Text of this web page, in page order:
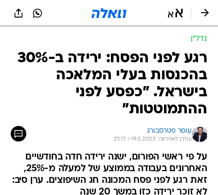
נדל״ן
רגע לפני הפסח: ירידה ב-30%
בהכנסות בעלי המלאכה
בישראל. "כפסע לפני
ההתמוטטות"
עופר פטרסבורג
עודכן לאחרונה: 19.3.2023 / 21:17
על פי ראשי הפורום, ישנה ירידה חדה בחודשיים
האחרונים בעבודה בממוצע של למעלה מ-25%,
זאת רגע לפני פסח המכונה חג השיפוצים. ערן סיב:
לא זוכר ירידה כזו במשך 20 שנה